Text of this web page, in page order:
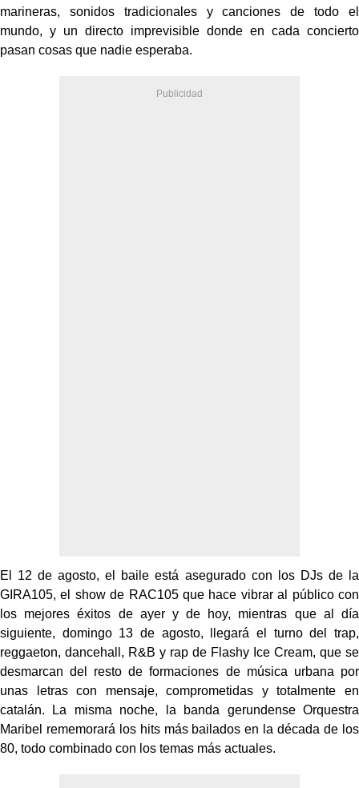
marineras, sonidos tradicionales y canciones de todo el
mundo, y un directo imprevisible donde en cada concierto
pasan cosas que nadie esperaba.
El 12 de agosto, el baile está asegurado con los DJs de la
GIRA105, el show de RAC105 que hace vibrar al público con
los mejores éxitos de ayer y de hoy, mientras que al día
siguiente, domingo 13 de agosto, llegará el turno del trap,
reggaeton, dancehall, R&B y rap de Flashy Ice Cream, que se
desmarcan del resto de formaciones de música urbana por
unas letras con mensaje, comprometidas y totalmente en
catalán. La misma noche, la banda gerundense Orquestra
Maribel rememorará los hits más bailados en la década de los
80, todo combinado con los temas más actuales.